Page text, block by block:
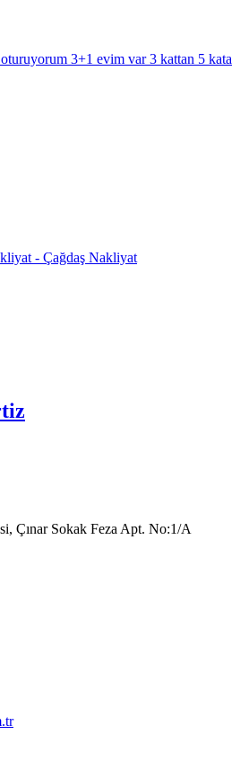
3+1 evim var 3 kattan 5 kata
Çınar Sokak Feza Apt. No:1/A